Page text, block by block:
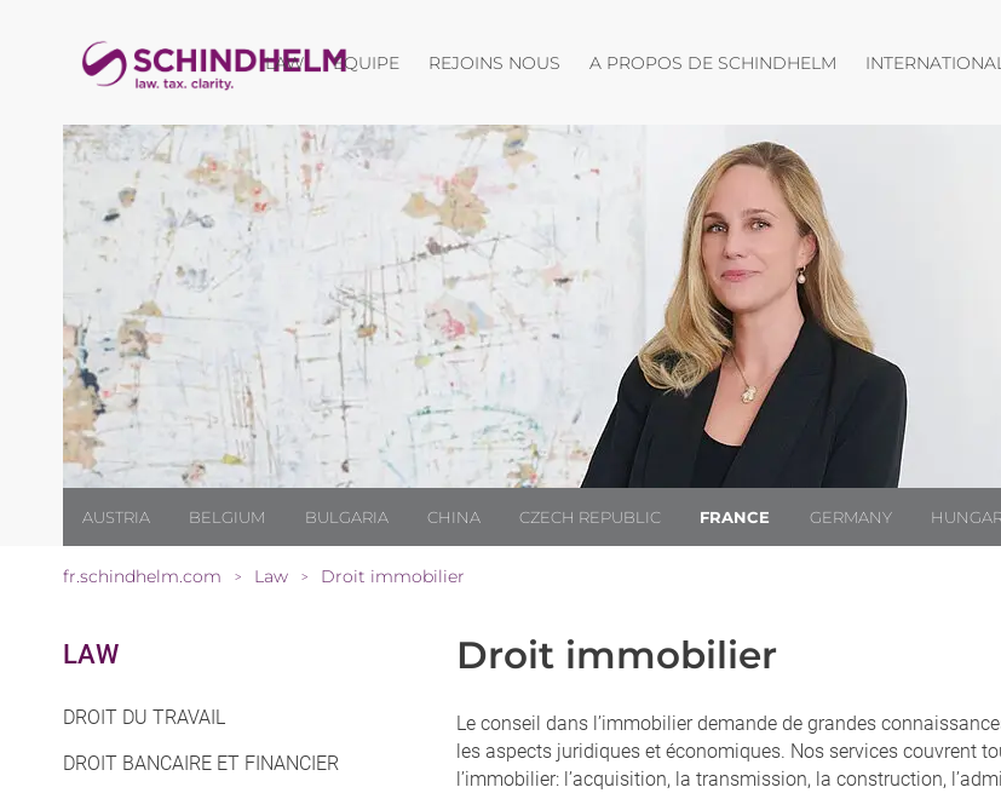
LAWOuvrir le menu
EQUIPE REJOINS NOUS Ouvrir le menu
A PROPOS DE SCHINDHELM Ouvrir le menu
AUSTRIA BELGIUM BULGARIA CHINA CZECH REPUBLIC FRANCE GERMANY
fr.schindhelm.com > Law > Droit immobilier
LAW
DROIT DU TRAVAIL
DROIT BANCAIRE ET FINANCIER
Droit immobilier
Le conseil dans l’immobilier demande de grandes
les aspects juridiques et économiques. Nos services couvrent
l’immobilier: l’acquisition, la transmission, la construction,